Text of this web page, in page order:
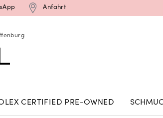
Anfahrt
Mehr
CERTIFIED PRE-OWNED